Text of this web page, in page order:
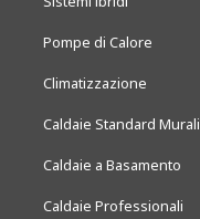
Pompe di Calore
Climatizzazione
Caldaie Standard Murali
Caldaie a Basamento
Caldaie Professionali